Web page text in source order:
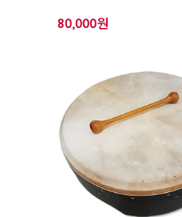
80,000원